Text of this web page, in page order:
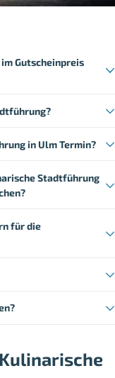
Gutscheinpreis
in Ulm Termin?
Stadtführung
für die